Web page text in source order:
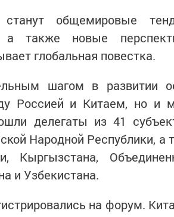
общемировые
также новые
глобальная повестка.
шагом в развитии
Россией и Китаем, но и
делегаты из 41
Народной Республики, а
Кыргызстана,
и Узбекистана.
на форум.